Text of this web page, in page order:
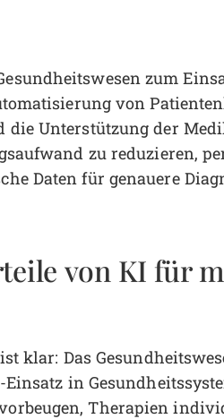
zum
von
die Unterstützung der
zu reduzieren,
Daten für genauere
von KI für
klar: Das
in
Therapien